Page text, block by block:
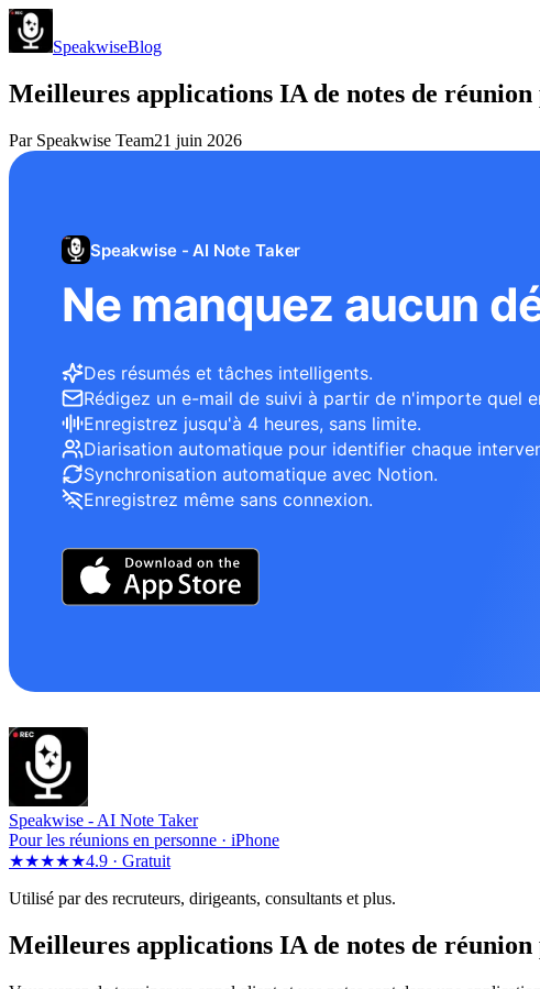
SpeakwiseBlog
Meilleures applications IA de notes de réunion
Par Speakwise Team21 juin 2026
Speakwise - AI Note Taker
Ne manquez aucun
Des résumés et tâches intelligents.
Rédigez un e-mail de suivi à partir de n'importe quel
Enregistrez jusqu'à 4 heures, sans limite.
Diarisation automatique pour identifier chaque
Synchronisation automatique avec Notion.
Enregistrez même sans connexion.
Speakwise - AI Note Taker
Pour les réunions en personne · iPhone
★★★★★4.9 · Gratuit
Utilisé par des recruteurs, dirigeants, consultants et plus.
Meilleures applications IA de notes de réunion